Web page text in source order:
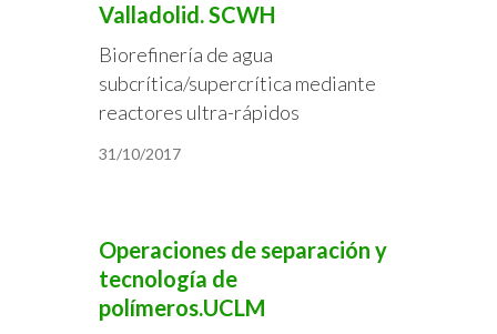
Valladolid. SCWH
Biorefinería de agua
subcrítica/supercrítica mediante
reactores ultra-rápidos
31/10/2017
Operaciones de separación y
tecnología de
polímeros.UCLM